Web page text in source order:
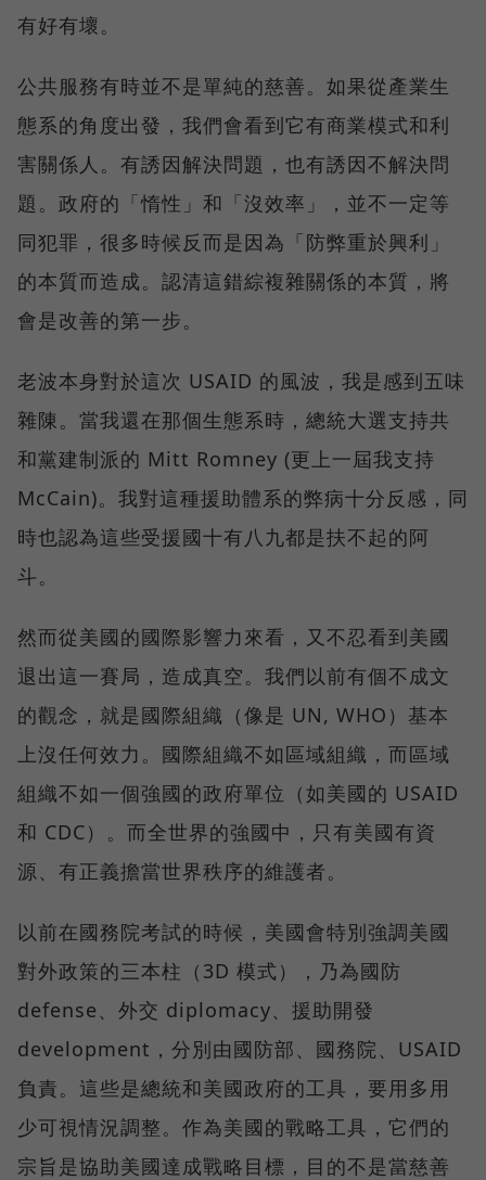
有好有壞。
公共服務有時並不是單純的慈善。如果從產業生
態系的角度出發，我們會看到它有商業模式和利
害關係人。有誘因解決問題，也有誘因不解決問
題。政府的「惰性」和「沒效率」，並不一定等
同犯罪，很多時候反而是因為「防弊重於興利」
的本質而造成。認清這錯綜複雜關係的本質，將
會是改善的第一步。
老波本身對於這次 USAID 的風波，我是感到五味
雜陳。當我還在那個生態系時，總統大選支持共
和黨建制派的 Mitt Romney (更上一屆我支持
McCain)。我對這種援助體系的弊病十分反感，同
時也認為這些受援國十有八九都是扶不起的阿
斗。
然而從美國的國際影響力來看，又不忍看到美國
退出這一賽局，造成真空。我們以前有個不成文
的觀念，就是國際組織（像是 UN, WHO）基本
上沒任何效力。國際組織不如區域組織，而區域
組織不如一個強國的政府單位（如美國的 USAID
和 CDC）。而全世界的強國中，只有美國有資
源、有正義擔當世界秩序的維護者。
以前在國務院考試的時候，美國會特別強調美國
對外政策的三本柱（3D 模式），乃為國防
defense、外交 diplomacy、援助開發
development，分別由國防部、國務院、USAID
負責。這些是總統和美國政府的工具，要用多用
少可視情況調整。作為美國的戰略工具，它們的
宗旨是協助美國達成戰略目標，目的不是當慈善